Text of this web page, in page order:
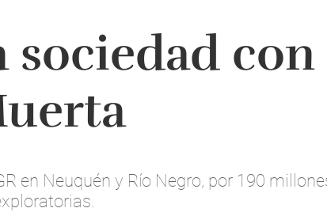
sociedad con
en Neuquén y Río Negro, por 190